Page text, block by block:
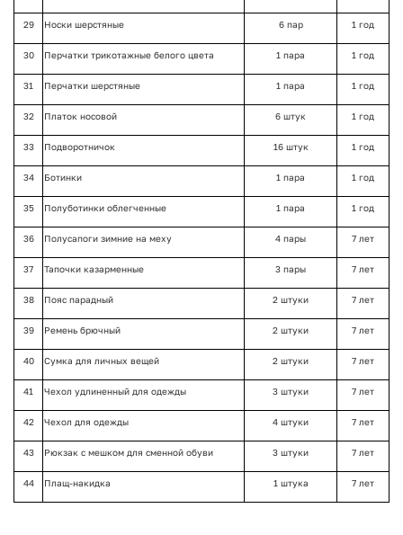
29 Носки шерстяные 6 пар 1 год
30 Перчатки трикотажные белого цвета 1 пара 1 год
31 Перчатки шерстяные 1 пара 1 год
32 Платок носовой 6 штук 1 год
33 Подворотничок 16 штук 1 год
34 Ботинки 1 пара 1 год
35 Полуботинки облегченные 1 пара 1 год
36 Полусапоги зимние на меху 4 пары 7 лет
37 Тапочки казарменные 3 пары 7 лет
38 Пояс парадный 2 штуки 7 лет
39 Ремень брючный 2 штуки 7 лет
40 Сумка для личных вещей 2 штуки 7 лет
41 Чехол удлиненный для одежды 3 штуки 7 лет
42 Чехол для одежды 4 штуки 7 лет
43 Рюкзак с мешком для сменной обуви 3 штуки 7 лет
44 Плащ-накидка 1 штука 7 лет